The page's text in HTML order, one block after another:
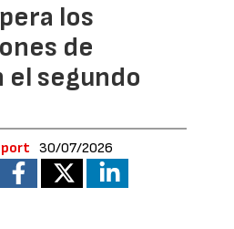
los
de
el segundo
30/07/2026